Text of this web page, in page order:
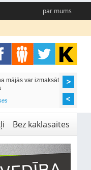
par mums
mājās var izmaksāt
Bez kaklasaites